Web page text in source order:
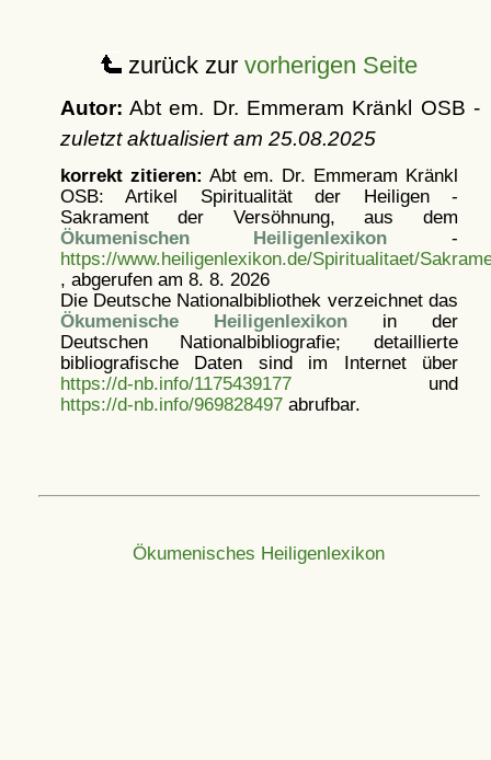
zurück zurvorherigen Seite
Autor: Abt em. Dr. Emmeram Kränkl OSB -
zuletzt aktualisiert am 25.08.2025
korrekt zitieren: Abt em. Dr. Emmeram Kränkl
OSB: Artikel Spiritualität der Heiligen -
Sakrament der Versöhnung, aus dem
Ökumenischen Heiligenlexikon -
https://www.heiligenlexikon.de/Spiritualitaet/
, abgerufen am 8. 8. 2026
Die Deutsche Nationalbibliothek verzeichnet das
Ökumenische Heiligenlexikonin der
Deutschen Nationalbibliografie; detaillierte
bibliografische Daten sind im Internet über
https://d-nb.info/1175439177und
https://d-nb.info/969828497abrufbar.
Ökumenisches Heiligenlexikon